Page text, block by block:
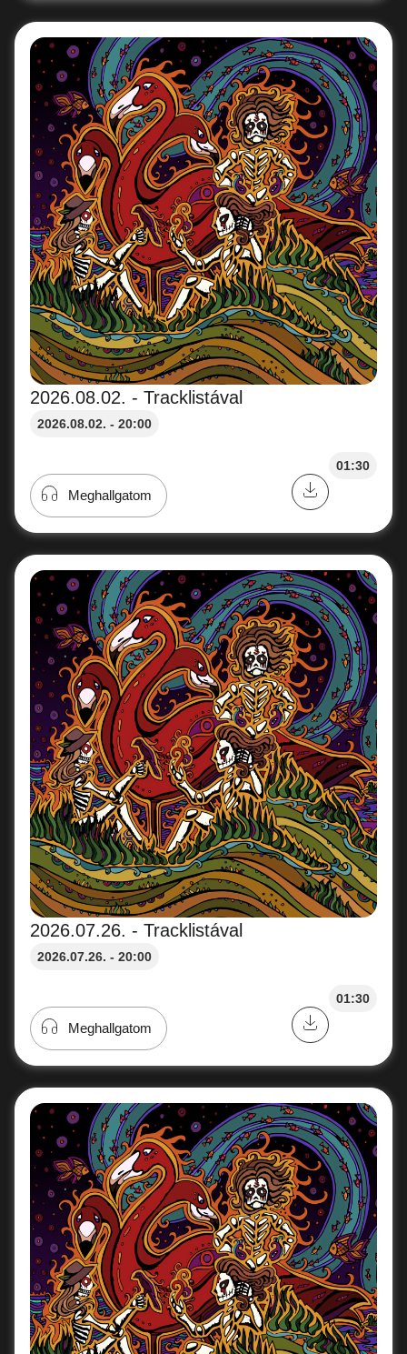
2026.08.02. - Tracklistával
2026.08.02. - 20:00
01:30
Meghallgatom
2026.07.26. - Tracklistával
2026.07.26. - 20:00
01:30
Meghallgatom